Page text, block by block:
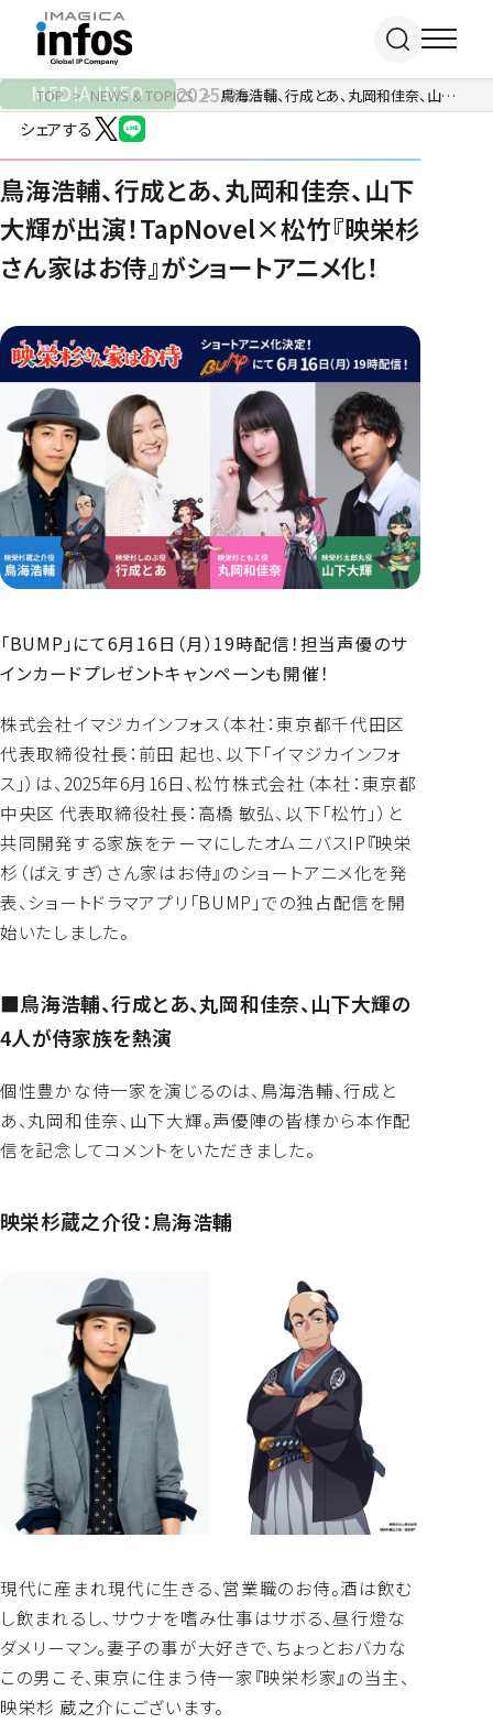
IP / MEDIA
事業紹介 TOP
出版事業
メディア事業
イベント事業／
配信事業
アパレル事業
COMPANY
会社情報 TOP
企業理念
会社概要
アクセス
沿革
RECRUIT
採用情報 TOP
新卒採用
中途・
アルバイト採用
よくあるご質問
ONLINE SHOP
TOP NEWS & TOPICS 鳥海浩輔、行成とあ、丸岡和佳奈、山下大輝が出演！TapNovel×松竹『映栄杉さん家はお侍』がショートアニメ化！
MEDIA INFO 2025.06.16
シェアする
鳥海浩輔、行成とあ、丸岡和佳奈、山下
大輝が出演！TapNovel×松竹『映栄杉
さん家はお侍』がショートアニメ化！
「BUMP」にて6月16日（月）19時配信！担当声優のサ
インカードプレゼントキャンペーンも開催！
株式会社イマジカインフォス（本社：東京都千代田区
代表取締役社長：前田 起也、以下「イマジカインフォ
ス」）は、2025年6月16日、松竹株式会社（本社：東京都
中央区 代表取締役社長：高橋 敏弘、以下「松竹」）と
共同開発する家族をテーマにしたオムニバスIP『映栄
杉（ばえすぎ）さん家はお侍』のショートアニメ化を発
表、ショートドラマアプリ「BUMP」での独占配信を開
始いたしました。
■鳥海浩輔、行成とあ、丸岡和佳奈、山下大輝の
4人が侍家族を熱演
個性豊かな侍一家を演じるのは、鳥海浩輔、行成と
あ、丸岡和佳奈、山下大輝。声優陣の皆様から本作配
信を記念してコメントをいただきました。
映栄杉蔵之介役：鳥海浩輔
現代に産まれ現代に生きる、営業職のお侍。酒は飲む
し飲まれるし、サウナを嗜み仕事はサボる、昼行燈な
ダメリーマン。妻子の事が大好きで、ちょっとおバカな
この男こそ、東京に住まう侍一家『映栄杉家』の当主、
映栄杉 蔵之介にございます。